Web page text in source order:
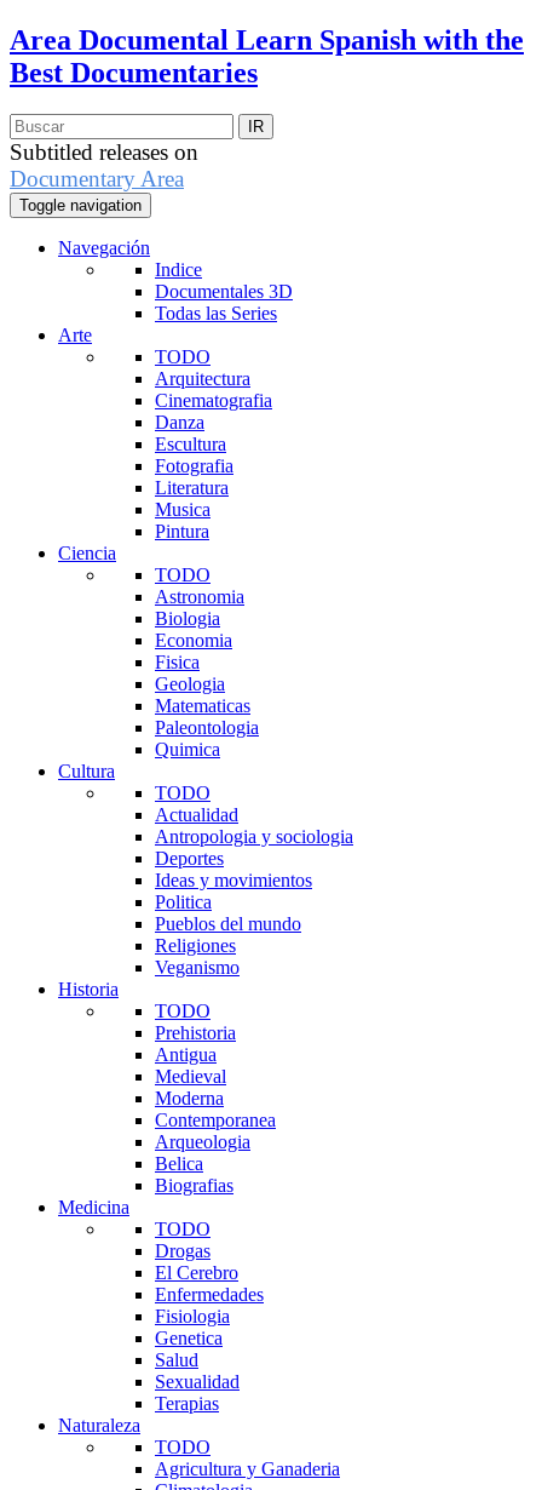
Area Documental Learn Spanish with the
Best Documentaries
Subtitled releases on
Documentary Area
Toggle navigation
Navegación
Indice
Documentales 3D
Todas las Series
Arte
TODO
Arquitectura
Cinematografia
Danza
Escultura
Fotografia
Literatura
Musica
Pintura
Ciencia
TODO
Astronomia
Biologia
Economia
Fisica
Geologia
Matematicas
Paleontologia
Quimica
Cultura
TODO
Actualidad
Antropologia y sociologia
Deportes
Ideas y movimientos
Politica
Pueblos del mundo
Religiones
Veganismo
Historia
TODO
Prehistoria
Antigua
Medieval
Moderna
Contemporanea
Arqueologia
Belica
Biografias
Medicina
TODO
Drogas
El Cerebro
Enfermedades
Fisiologia
Genetica
Salud
Sexualidad
Terapias
Naturaleza
TODO
Agricultura y Ganaderia